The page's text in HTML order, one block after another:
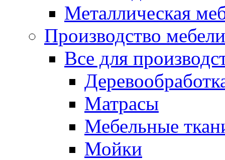
Металлическая
Производство мебели
Все для
Матрасы
Мебельные
Мойки